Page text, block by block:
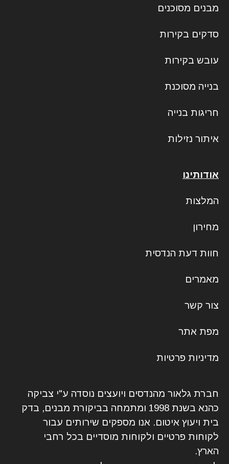
מבנים מסוכנים
סדקים בקירות
עובש בקירות
בנייה מסוכנת
חריגות בנייה
איתור נזילות
אודותינו
המלצות
מחירון
חוות דעת הנדסית
מאמרים
צור קשר
מפת אתר
מדיניות פרטיות
חברת גלאור מהנדסים ויועצים נוסדה ע"י צביקה
כהנא בשנת 1998 ומתמחה בביקורת מבנים, בדק
בית ויעוץ איטום. אנו מספקים שירותים עבור
לקוחות פרטיים ולקוחות מוסדיים בכל רחבי
הארץ.